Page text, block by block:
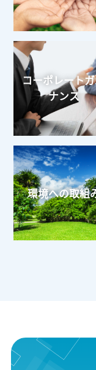
コーポレート
ナンス
環境への取組